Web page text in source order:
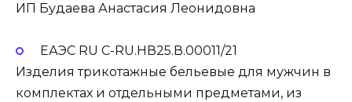
ИП Будаева Анастасия Леонидовна
ЕАЭС RU С-RU.НВ25.В.00011/21
Изделия трикотажные бельевые для мужчин в
комплектах и отдельными предметами, из